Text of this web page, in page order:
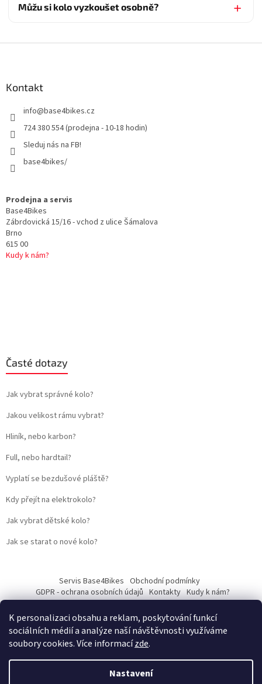
K personalizaci obsahu a reklam, poskytování funkcí
sociálních médií a analýze naší návštěvnosti využíváme
soubory cookies. Více informacízde.
Nastavení
Můžu si kolo vyzkoušet osobně?
Kontakt
info@base4bikes.cz
724 380 554 (prodejna - 10-18 hodin)
Sleduj nás na FB!
base4bikes/
Prodejna a servis
Base4Bikes
Zábrdovická 15/16 - vchod z ulice Šámalova
Brno
615 00
Kudy k nám?
Časté dotazy
Jak vybrat správné kolo?
Jakou velikost rámu vybrat?
Hliník, nebo karbon?
Full, nebo hardtail?
Vyplatí se bezdušové pláště?
Kdy přejít na elektrokolo?
Jak vybrat dětské kolo?
Jak se starat o nové kolo?
Servis Base4Bikes Obchodní podmínky
GDPR - ochrana osobních údajů Kontakty Kudy k nám?
Vytvořil Shoptet
Martin Kostelka – prodbykosta